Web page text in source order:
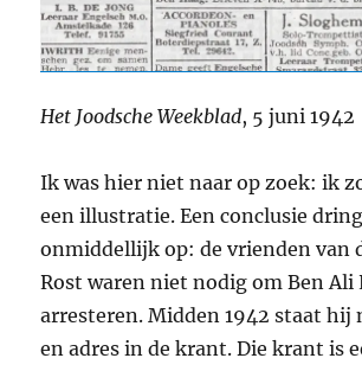
Het Joodsche Weekblad, 5 juni 1942
Ik was hier niet naar op zoek: ik
een illustratie. Een conclusie
onmiddellijk op: de vrienden van
Rost waren niet nodig om Ben Ali
arresteren. Midden 1942 staat hij
en adres in de krant. Die krant is